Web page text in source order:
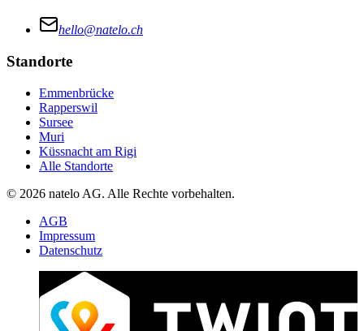
hello@natelo.ch
Standorte
Emmenbrücke
Rapperswil
Sursee
Muri
Küssnacht am Rigi
Alle Standorte
© 2026 natelo AG. Alle Rechte vorbehalten.
AGB
Impressum
Datenschutz